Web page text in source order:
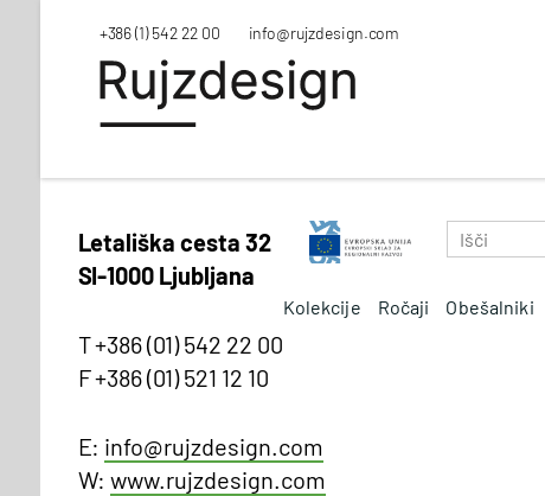
+386 (1) 542 22 00 info@rujzdesign.com
Kolekcije Ročaji Obešalniki
Letališka cesta 32
SI-1000 Ljubljana
T +386 (01) 542 22 00
F +386 (01) 521 12 10
E: info@rujzdesign.com
W:www.rujzdesign.com